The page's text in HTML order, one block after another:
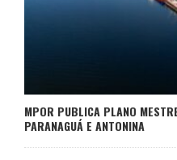
MPOR PUBLICA PLANO
PARANAGUÁ E ANTONINA